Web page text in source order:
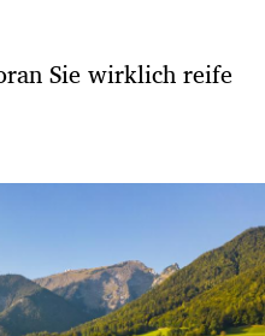
Sie wirklich reife